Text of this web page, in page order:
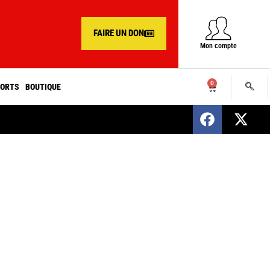
FAIRE UN DON
Mon compte
BOUTIQUE 0
SENEGAL : Nomination d’un nouveau